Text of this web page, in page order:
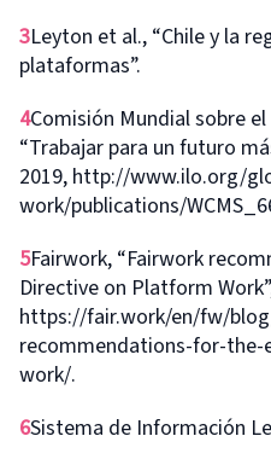
3Leyton et al., “Chile y la
plataformas”.
4Comisión Mundial sobre
“Trabajar para un futuro
2019, http://www.ilo.org/
work/publications/
5Fairwork, “Fairwork
Directive on Platform
https://fair.work/en/fw/
recommendations-for-
work/.
6Sistema de Información